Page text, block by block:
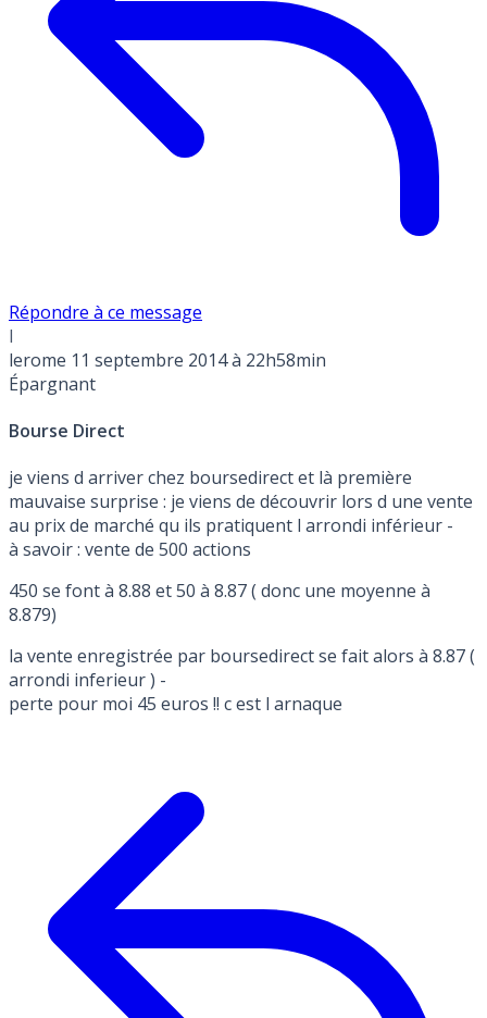
Répondre à ce message
l
lerome 11 septembre 2014 à 22h58min
Épargnant
Bourse Direct
je viens d arriver chez boursedirect et là première
mauvaise surprise : je viens de découvrir lors d une vente
au prix de marché qu ils pratiquent l arrondi inférieur -
à savoir : vente de 500 actions
450 se font à 8.88 et 50 à 8.87 ( donc une moyenne à
8.879)
la vente enregistrée par boursedirect se fait alors à 8.87 (
arrondi inferieur ) -
perte pour moi 45 euros !! c est l arnaque